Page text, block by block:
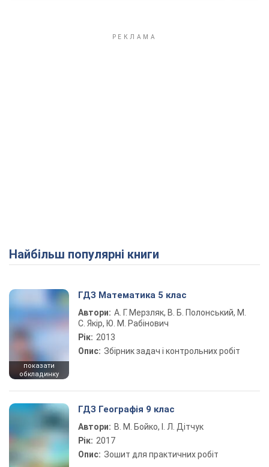
Найбільш популярні книги
показати
обкладинку
ГДЗ Математика 5 клас
Автори: А. Г. Мерзляк, В. Б. Полонський, М.
С. Якір, Ю. М. Рабінович
Рік: 2013
Опис: Збірник задач і контрольних робіт
ГДЗ Географія 9 клас
Автори: В. М. Бойко, І. Л. Дітчук
Рік: 2017
Опис: Зошит для практичних робіт